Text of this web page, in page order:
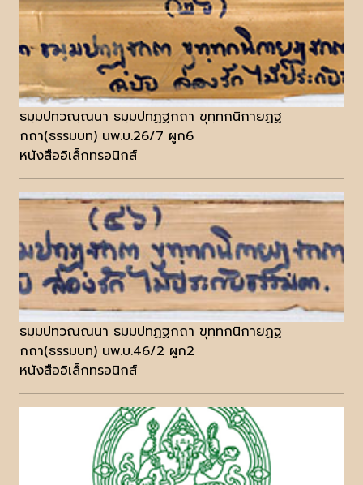
ธมฺมปทวณฺณนา ธมฺมปทฏฐกถา ขุทฺทกนิกายฏฐ
กถา(ธรรมบท) นพ.บ.26/7 ผูก6
หนังสืออิเล็กทรอนิกส์
ธมฺมปทวณฺณนา ธมฺมปทฏฐกถา ขุทฺทกนิกายฏฐ
กถา(ธรรมบท) นพ.บ.46/2 ผูก2
หนังสืออิเล็กทรอนิกส์